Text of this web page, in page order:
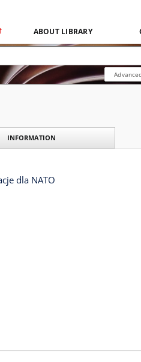
ABOUT LIBRARY
INFORMATION
dla NATO